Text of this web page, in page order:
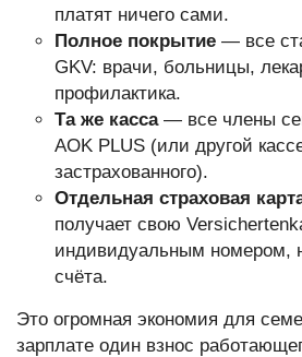
платят ничего сами.
Полное покрытие — все
GKV: врачи, больницы,
профилактика.
Та же касса— все члены
AOK PLUS (или другой
застрахованного).
Отдельная страховая
получает свою
индивидуальным номером,
счёта.
Это огромная экономия для
зарплате один взнос